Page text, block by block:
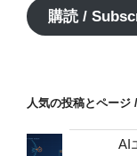
ア
ド
address
購読 /
人気の投稿とページ
AI